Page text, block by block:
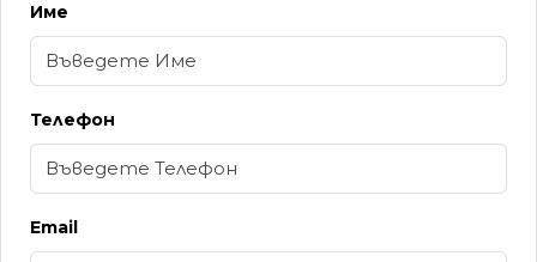
Име
Телефон
Email